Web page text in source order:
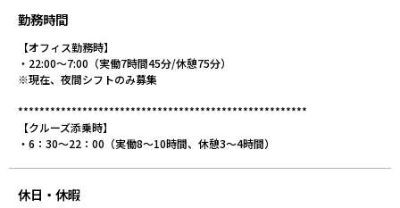
勤務時間
【オフィス勤務時】
・22:00～7:00（実働7時間45分/休憩75分）
※現在、夜間シフトのみ募集
******************************************************
【クルーズ添乗時】
・6：30～22：00（実働8～10時間、休憩3～4時間）
休日・休暇